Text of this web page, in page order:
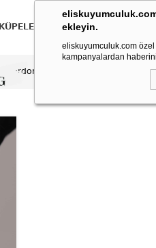
ekleyin.
eliskuyumculuk.com özel
kampanyalardan
KÜPELER BİLEKLİKLER
Kordon Bileklik